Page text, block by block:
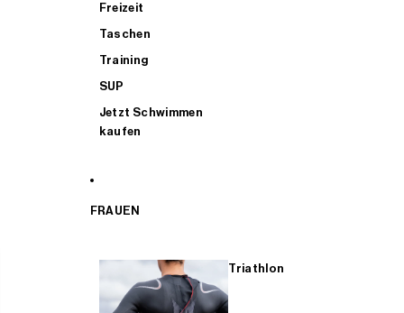
Freizeit
Taschen
Training
SUP
Jetzt Schwimmen
kaufen
FRAUEN
Triathlon